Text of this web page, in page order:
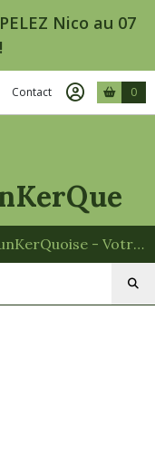
Nico au 07
Contact 0
Votre CaVe à BièRes et BouTiQue DunKerQuoise - Votre Spécialiste des Paniers Garnis